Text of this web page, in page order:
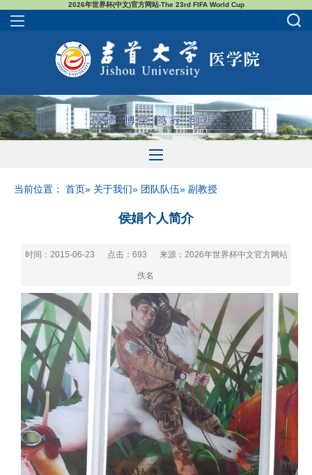
2026年世界杯(中文)官方网站-The 23rd FIFA World Cup
当前位置： 首页» 关于我们» 团队队伍» 副教授
侯娟个人简介
时间：2015-06-23 点击： 693 来源：2026年世界杯中文官方网站
佚名